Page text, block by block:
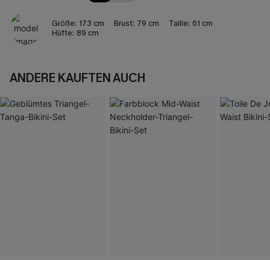
Größe: 173 cm Brust: 79 cm Taille: 61 cm
Hüfte: 89 cm
ANDERE KAUFTEN AUCH